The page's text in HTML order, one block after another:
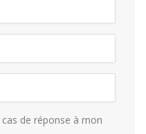
de réponse à mon